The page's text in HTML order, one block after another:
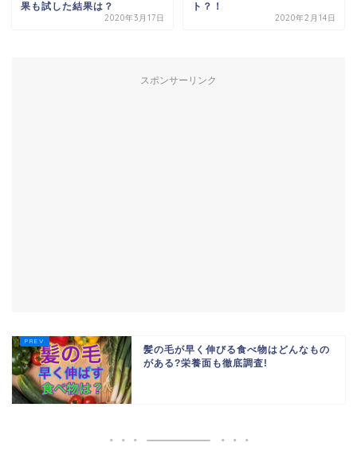
果も試した結果は？
2020年3月17日
ト？！
2020年2月14日
スポンサーリンク
髪の毛が早く伸びる食べ物はどんなもの
がある?栄養面も徹底調査!